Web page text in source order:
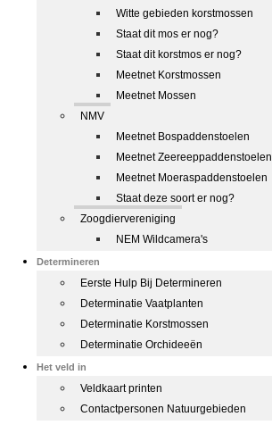
Witte gebieden korstmossen
Staat dit mos er nog?
Staat dit korstmos er nog?
Meetnet Korstmossen
Meetnet Mossen
NMV
Meetnet Bospaddenstoelen
Meetnet Zeereeppaddenstoelen
Meetnet Moeraspaddenstoelen
Staat deze soort er nog?
Zoogdiervereniging
NEM Wildcamera's
Determineren
Eerste Hulp Bij Determineren
Determinatie Vaatplanten
Determinatie Korstmossen
Determinatie Orchideeën
Het veld in
Veldkaart printen
Contactpersonen Natuurgebieden